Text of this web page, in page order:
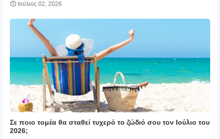
Ιούλιος 02, 2026
Σε ποιο τομέα θα σταθεί τυχερό το ζώδιό σου τον Ιούλιο του
2026;